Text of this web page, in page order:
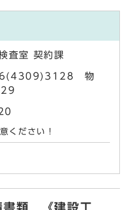
査室 契約課
06(4309)3128 物
ください！
書類 《建設工